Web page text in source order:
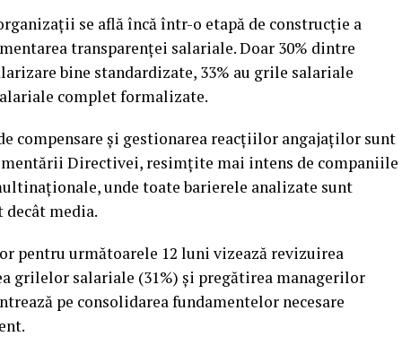
se află încă într-o etapă de construcție a
transparenței salariale. Doar 30% dintre
bine standardizate, 33% au grile salariale
complet formalizate.
compensare și gestionarea reacțiilor angajaților sunt
Directivei, resimțite mai intens de companiile
unde toate barierele analizate sunt
media.
pentru următoarele 12 luni vizează revizuirea
grilelor salariale (31%) și pregătirea managerilor
pe consolidarea fundamentelor necesare